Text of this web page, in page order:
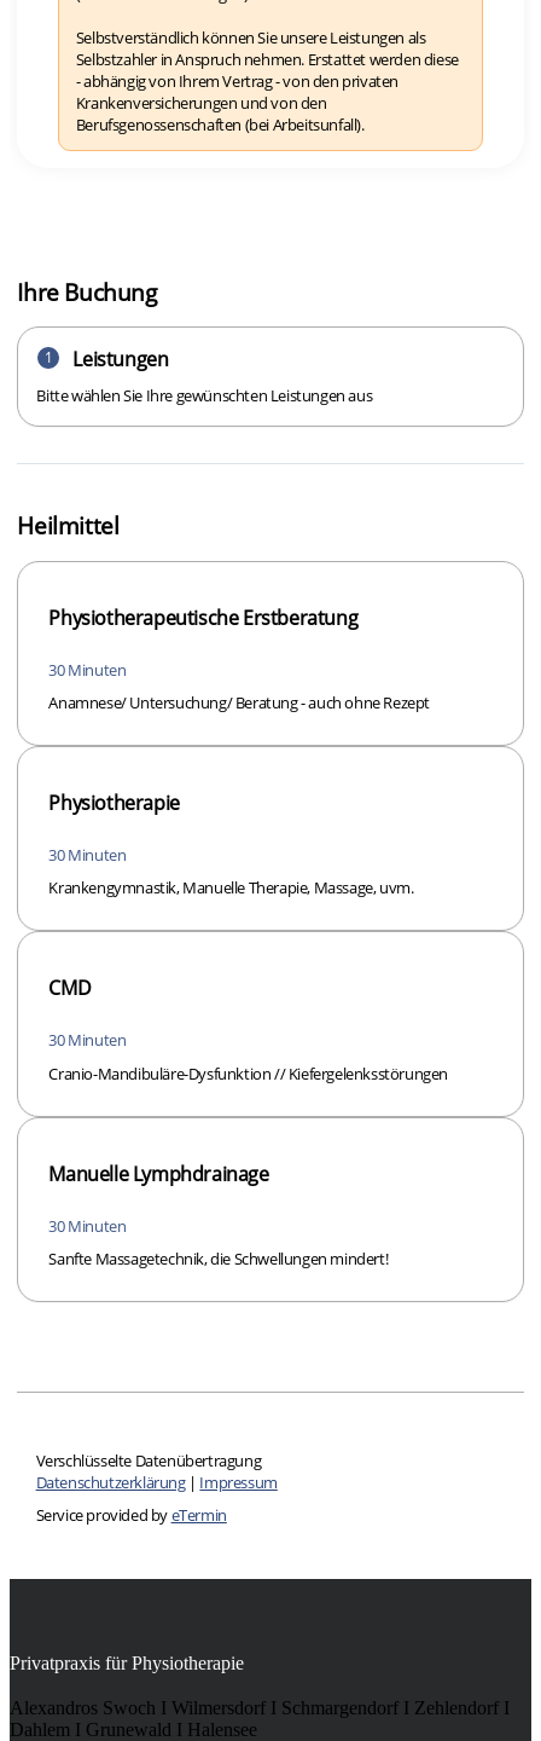
Privatpraxis für Physiotherapie
Alexandros Swoch I Wilmersdorf I Schmargendorf I Zehlendorf I
Dahlem I Grunewald I Halensee